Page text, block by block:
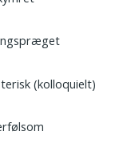
(kolloquielt)